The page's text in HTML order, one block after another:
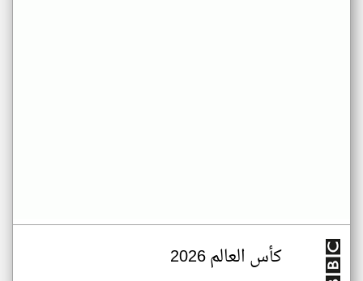
كأس العالم 2026